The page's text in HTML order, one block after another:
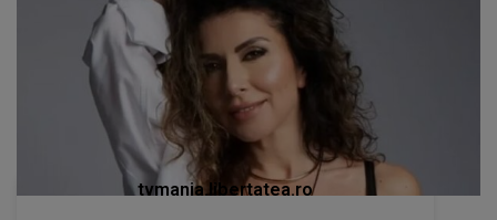
tvmania.libertatea.ro